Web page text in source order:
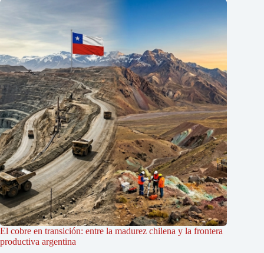
El cobre en transición: entre la madurez chilena y la frontera
productiva argentina